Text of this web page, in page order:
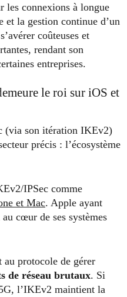
les connexions à longue
et la gestion continue d’un
coûteuses et
rendant son
entreprises.
le roi sur iOS et
(via son itération IKEv2)
précis : l’écosystème
IPSec comme
et Mac. Apple ayant
cœur de ses systèmes
protocole de gérer
de réseau brutaux. Si
l’IKEv2 maintient la